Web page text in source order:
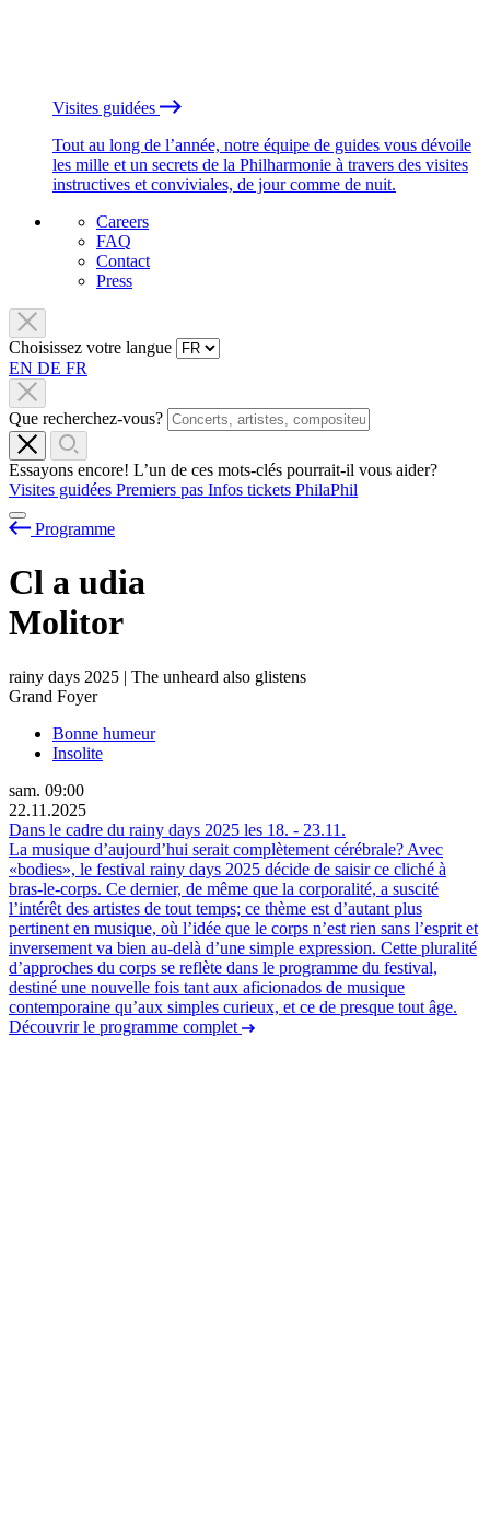
Visites guidées
Tout au long de l’année, notre équipe de guides vous dévoile
les mille et un secrets de la Philharmonie à travers des visites
instructives et conviviales, de jour comme de nuit.
Careers
FAQ
Contact
Press
Choisissez votre langue
EN DE FR
Que recherchez-vous?
Essayons encore! L’un de ces mots-clés pourrait-il vous aider?
Visites guidées Premiers pas Infos tickets PhilaPhil
Programme
Cl a udia
Molitor
rainy days 2025 | The unheard also glistens
Grand Foyer
Bonne humeur
Insolite
sam. 09:00
22.11.2025
Dans le cadre du rainy days 2025 les 18. - 23.11.
La musique d’aujourd’hui serait complètement cérébrale? Avec
«bodies», le festival rainy days 2025 décide de saisir ce cliché à
bras-le-corps. Ce dernier, de même que la corporalité, a suscité
l’intérêt des artistes de tout temps; ce thème est d’autant plus
pertinent en musique, où l’idée que le corps n’est rien sans l’esprit et
inversement va bien au-delà d’une simple expression. Cette pluralité
d’approches du corps se reflète dans le programme du festival,
destiné une nouvelle fois tant aux aficionados de musique
contemporaine qu’aux simples curieux, et ce de presque tout âge.
Découvrir le programme complet